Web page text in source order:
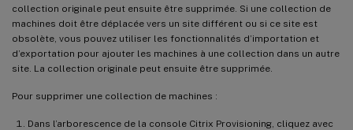
collection originale peut ensuite être supprimée. Si une collection de
machines doit être déplacée vers un site différent ou si ce site est
obsolète, vous pouvez utiliser les fonctionnalités d’importation et
d’exportation pour ajouter les machines à une collection dans un autre
site. La collection originale peut ensuite être supprimée.
Pour supprimer une collection de machines :
Dans l’arborescence de la console Citrix Provisioning, cliquez avec